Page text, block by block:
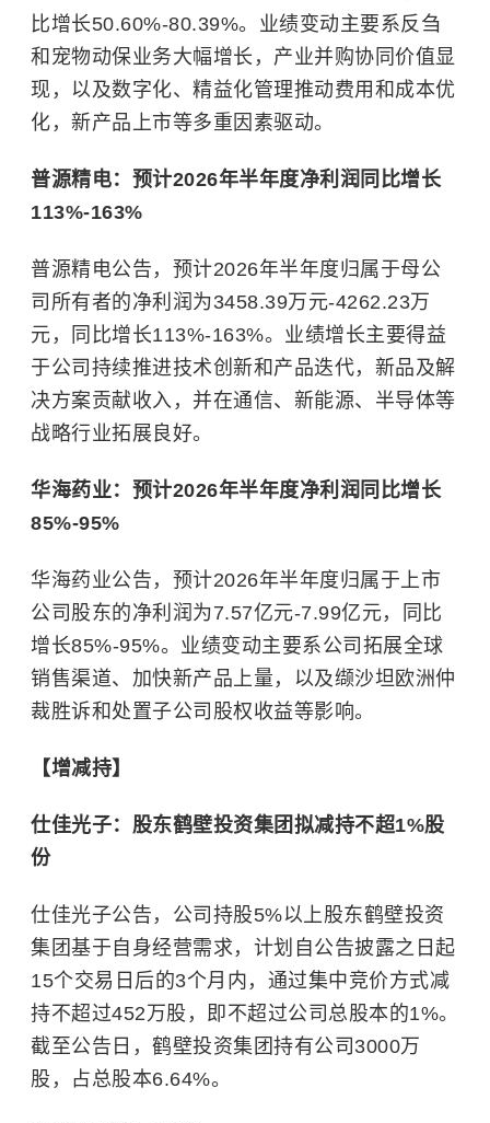
比增长50.60%-80.39%。业绩变动主要系反刍
和宠物动保业务大幅增长，产业并购协同价值显
现，以及数字化、精益化管理推动费用和成本优
化，新产品上市等多重因素驱动。
普源精电：预计2026年半年度净利润同比增长
113%-163%
普源精电公告，预计2026年半年度归属于母公
司所有者的净利润为3458.39万元-4262.23万
元，同比增长113%-163%。业绩增长主要得益
于公司持续推进技术创新和产品迭代，新品及解
决方案贡献收入，并在通信、新能源、半导体等
战略行业拓展良好。
华海药业：预计2026年半年度净利润同比增长
85%-95%
华海药业公告，预计2026年半年度归属于上市
公司股东的净利润为7.57亿元-7.99亿元，同比
增长85%-95%。业绩变动主要系公司拓展全球
销售渠道、加快新产品上量，以及缬沙坦欧洲仲
裁胜诉和处置子公司股权收益等影响。
【增减持】
仕佳光子：股东鹤壁投资集团拟减持不超1%股
份
仕佳光子公告，公司持股5%以上股东鹤壁投资
集团基于自身经营需求，计划自公告披露之日起
15个交易日后的3个月内，通过集中竞价方式减
持不超过452万股，即不超过公司总股本的1%。
截至公告日，鹤壁投资集团持有公司3000万
股，占总股本6.64%。